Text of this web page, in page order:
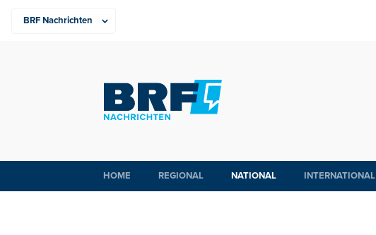
HOME REGIONAL NATIONAL INTERNATIONAL